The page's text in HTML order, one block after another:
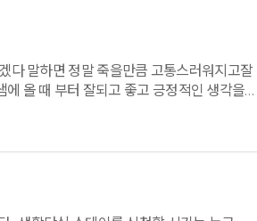
니 만족감이 올라오는데.. 이런 쉬운
어지는 통나무 요가, 숲속체험, 싱잉볼 등의
의 수준도아주 높고 수업의 질도
을 만난다는 기대감에서 시작해서 대화를
이후의 삶도 이전과는 많이 달라질 것이라
을 고민하시는 분, 휴식이 절실하신 분,
다 말하면 정말 죽을만큼 고통스러워지고잘
올 때 부터 잘되고 좋고 긍정적인 생각을
로 하니 어려움이 없었고 한가지 된장차는